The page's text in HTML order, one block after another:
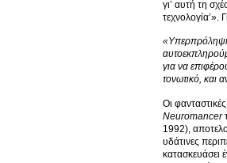
γι’ αυτή τη
τεχνολογία’».
«Υπερπρόληψη
για να
τονωτικό, και
Οι
Neuromancer
1992),
υδάτινες
κατασκευάσει